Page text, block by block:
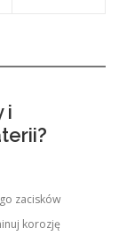
i
zacisków
korozję